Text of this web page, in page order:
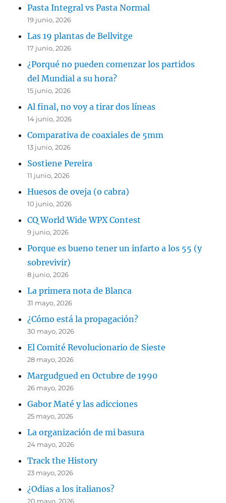
Pasta Integral vs Pasta Normal
19 junio, 2026
Las 19 plantas de Bellvitge
17 junio, 2026
¿Porqué no pueden comenzar los partidos
del Mundial a su hora?
15 junio, 2026
Al final, no voy a tirar dos líneas
14 junio, 2026
Comparativa de coaxiales de 5mm
13 junio, 2026
Sostiene Pereira
11 junio, 2026
Huesos de oveja (o cabra)
10 junio, 2026
CQ World Wide WPX Contest
9 junio, 2026
Porque es bueno tener un infarto a los 55 (y
sobrevivir)
8 junio, 2026
La primera nota de Blanca
31 mayo, 2026
¿Cómo está la propagación?
30 mayo, 2026
El Comité Revolucionario de Sieste
28 mayo, 2026
Margudgued en Octubre de 1990
26 mayo, 2026
Gabor Maté y las adicciones
25 mayo, 2026
La organización de mi basura
24 mayo, 2026
Track the History
23 mayo, 2026
¿Odias a los italianos?
20 mayo, 2026